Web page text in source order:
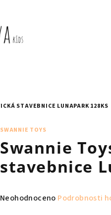
STAVEBNICE LUNAPARK 128KS
SWANNIE TOYS
Swannie
stavebnice
Průměrné
Neohodnoceno Podrobnosti